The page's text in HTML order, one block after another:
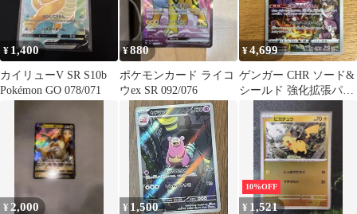
¥ 1,400
カイリューV SR S10b
Pokémon GO 078/071
¥880
ポケモンカード ライコ
ウex SR 092/076
¥4,699
ゲンガー CHR ソード&
シールド 強化拡張パッ
ク ダークファンタズマ
キラ …
¥ 2,000 ¥ 1,500
10%OFF
¥ 1,521